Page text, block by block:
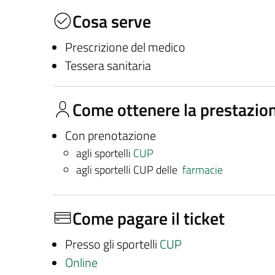
Cosa serve
Prescrizione del medico
Tessera sanitaria
Come ottenere la
Con prenotazione
agli sportelli CUP
agli sportelli CUP delle farmacie
Come pagare il ticket
Presso gli sportelli CUP
Online